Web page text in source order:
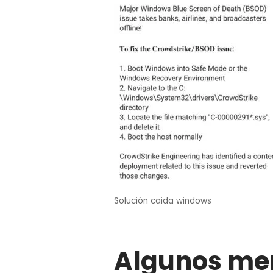
Solución caida windows
Algunos